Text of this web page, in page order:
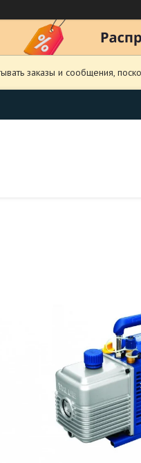
заказы и сообщения,